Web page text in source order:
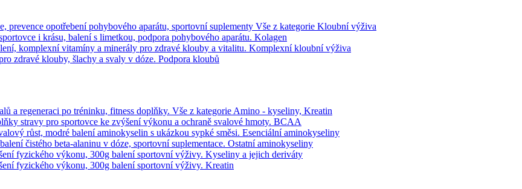
Vše z kategorie Kloubní výživa
Kolagen
Komplexní kloubní výživa
Podpora kloubů
Vše z kategorie Amino - kyseliny, Kreatin
BCAA
Esenciální aminokyseliny
Ostatní aminokyseliny
Kyseliny a jejich deriváty
Kreatin